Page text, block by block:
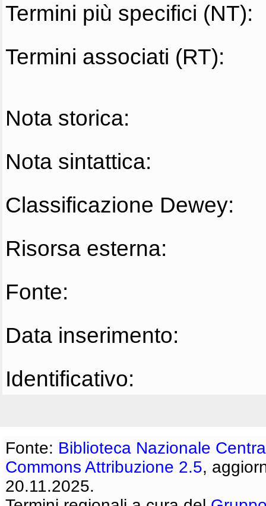
Termini più specifici (NT):
Termini associati (RT):
Nota storica:
Nota sintattica:
Classificazione Dewey:
Risorsa esterna:
Fonte:
Data inserimento:
Identificativo:
Fonte: Biblioteca Nazionale
Commons Attribuzione 2.5,
20.11.2025.